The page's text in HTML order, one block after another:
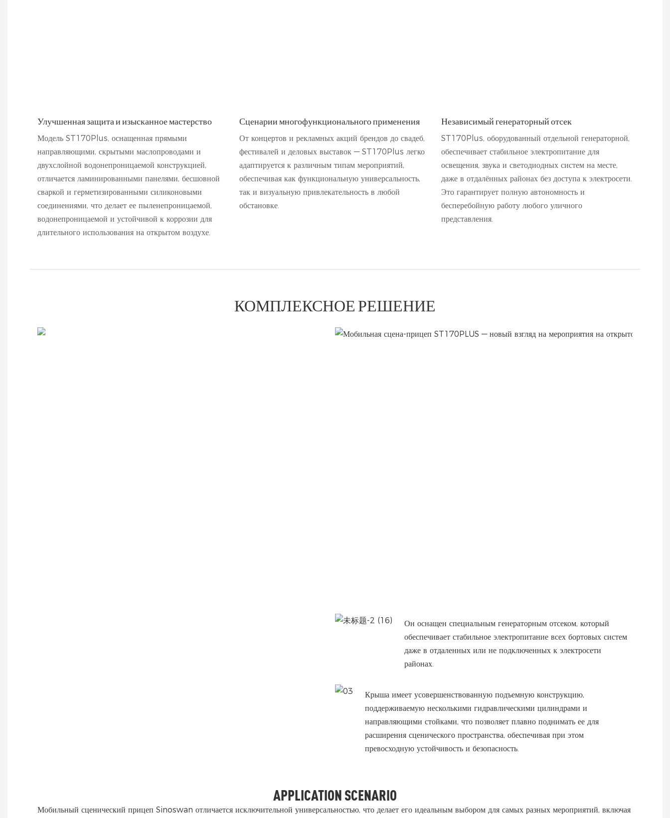
Улучшенная защита и изысканное мастерство
Модель ST170Plus, оснащенная прямыми
направляющими, скрытыми маслопроводами и
двухслойной водонепроницаемой конструкцией,
отличается ламинированными панелями, бесшовной
сваркой и герметизированными силиконовыми
соединениями, что делает ее пыленепроницаемой,
водонепроницаемой и устойчивой к коррозии для
длительного использования на открытом воздухе.
Сценарии многофункционального применения
От концертов и рекламных акций брендов до свадеб,
фестивалей и деловых выставок — ST170Plus легко
адаптируется к различным типам мероприятий,
обеспечивая как функциональную универсальность,
так и визуальную привлекательность в любой
обстановке.
Независимый генераторный отсек
ST170Plus, оборудованный отдельной генераторной,
обеспечивает стабильное электропитание для
освещения, звука и светодиодных систем на месте,
даже в отдалённых районах без доступа к электросети.
Это гарантирует полную автономность и
бесперебойную работу любого уличного
представления.
КОМПЛЕКСНОЕ РЕШЕНИЕ
Он оснащен специальным генераторным отсеком, который
обеспечивает стабильное электропитание всех бортовых систем
даже в отдаленных или не подключенных к электросети
районах.
Крыша имеет усовершенствованную подъемную конструкцию,
поддерживаемую несколькими гидравлическими цилиндрами и
направляющими стойками, что позволяет плавно поднимать ее для
расширения сценического пространства, обеспечивая при этом
превосходную устойчивость и безопасность.
APPLICATION SCENARIO
Мобильный сценический прицеп Sinoswan отличается исключительной универсальностью, что делает его идеальным выбором для самых разных мероприятий, включая